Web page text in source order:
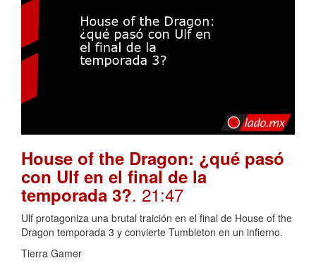
House of the Dragon: ¿qué pasó
con Ulf en el final de la
temporada 3?. 21:47
Ulf protagoniza una brutal traición en el final de House of the
Dragon temporada 3 y convierte Tumbleton en un infierno.
Tierra Gamer